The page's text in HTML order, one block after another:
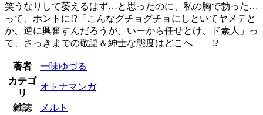
笑うなりして萎えるはず…と思ったのに、私の胸で勃った…
って、ホントに!?「こんなグチョグチョにしといてヤメテと
か、逆に興奮すんだろうが。いーから任せとけ、ド素人」っ
て、さっきまでの敬語＆紳士な態度はどこへ――!?
著者
一味ゆづる
カテゴ
リ
オトナマンガ
雑誌
メルト